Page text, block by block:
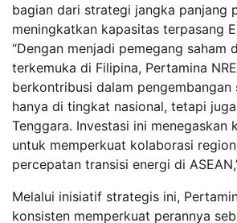
bagian dari strategi jangka panjang
meningkatkan kapasitas terpasang
“Dengan menjadi pemegang saham
terkemuka di Filipina, Pertamina
berkontribusi dalam pengembangan
hanya di tingkat nasional, tetapi
Tenggara. Investasi ini menegaskan
untuk memperkuat kolaborasi
percepatan transisi energi di
Melalui inisiatif strategis ini,
konsisten memperkuat perannya